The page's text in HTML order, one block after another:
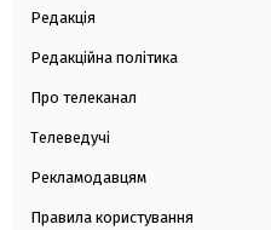
Редакція
Редакційна політика
Про телеканал
Телеведучі
Рекламодавцям
Правила користування